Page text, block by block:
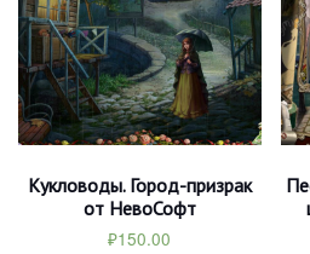
Кукловоды. Город-призрак
от НевоСофт
₽150.00